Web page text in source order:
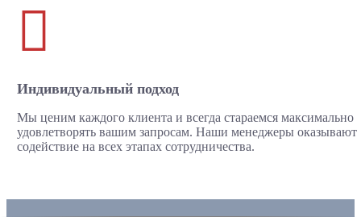

Индивидуальный подход
Мы ценим каждого клиента и всегда стараемся максимально
удовлетворять вашим запросам. Наши менеджеры оказывают
содействие на всех этапах сотрудничества.